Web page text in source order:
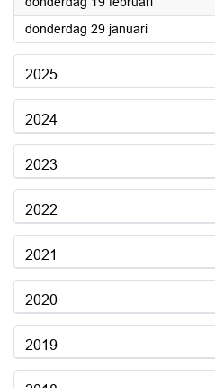
donderdag 29 januari2026
2025
2024
2023
2022
2021
2020
2019